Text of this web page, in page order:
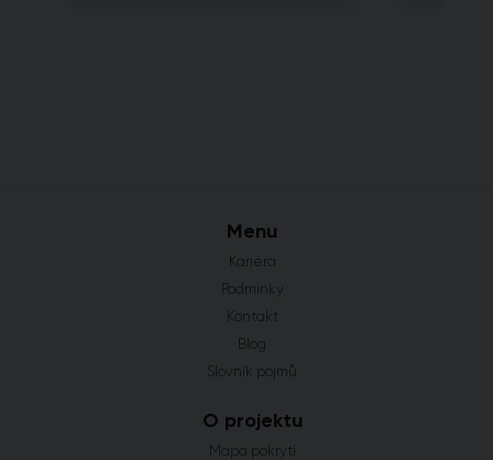
Menu
Kariéra
Podmínky
Kontakt
Blog
Slovník pojmů
O projektu
Mapa pokrytí